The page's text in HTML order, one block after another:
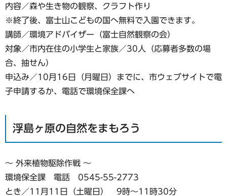
内容／森や生き物の観察、クラフト作り
※終了後、富士山こどもの国へ無料で入園できます。
講師／環境アドバイザー（富士自然観察の会）
対象／市内在住の小学生と家族／30人（応募者多数の場
合、抽せん）
申込み／10月16日（月曜日）までに、市ウェブサイトで電
子申請するか、電話で環境保全課へ
浮島ヶ原の自然をまもろう
～ 外来植物駆除作戦 ～
環境保全課 電話 0545-55-2773
とき／11月11日（土曜日） 9時～11時30分